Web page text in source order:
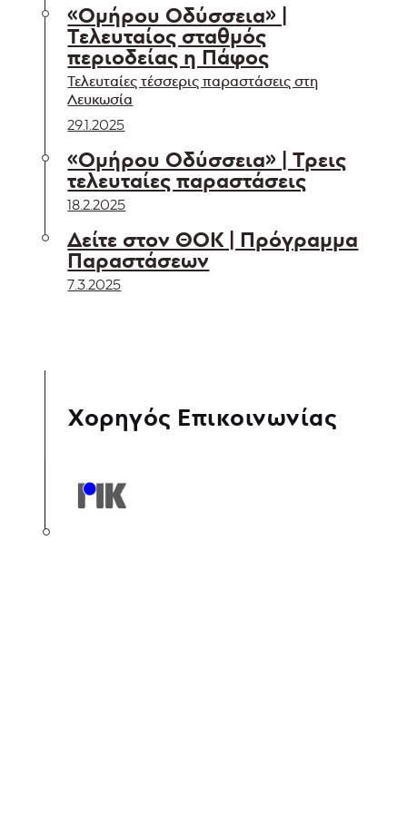
«Ομήρου Οδύσσεια» |
Τελευταίος σταθμός
περιοδείας η Πάφος
Τελευταίες τέσσερις παραστάσεις στη
Λευκωσία
29.1.2025
«Ομήρου Οδύσσεια» | Τρεις
τελευταίες παραστάσεις
18.2.2025
Δείτε στον ΘΟΚ | Πρόγραμμα
Παραστάσεων
7.3.2025
Χορηγός Επικοινωνίας